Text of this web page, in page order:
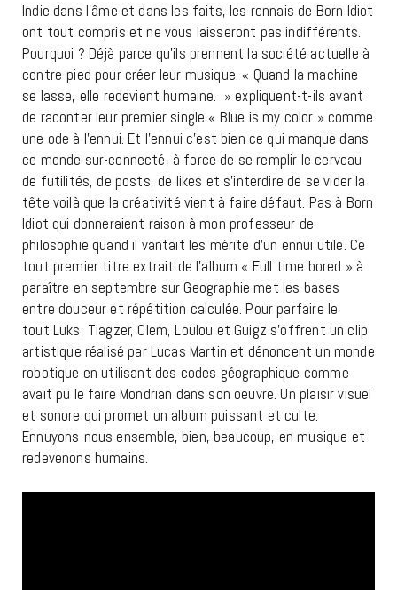
Indie dans l’âme et dans les faits, les rennais de Born Idiot
ont tout compris et ne vous laisseront pas indifférents.
Pourquoi ? Déjà parce qu’ils prennent la société actuelle à
contre-pied pour créer leur musique. « Quand la machine
se lasse, elle redevient humaine. » expliquent-t-ils avant
de raconter leur premier single « Blue is my color » comme
une ode à l’ennui. Et l’ennui c’est bien ce qui manque dans
ce monde sur-connecté, à force de se remplir le cerveau
de futilités, de posts, de likes et s’interdire de se vider la
tête voilà que la créativité vient à faire défaut. Pas à Born
Idiot qui donneraient raison à mon professeur de
philosophie quand il vantait les mérite d’un ennui utile. Ce
tout premier titre extrait de l’album « Full time bored » à
paraître en septembre sur Geographie met les bases
entre douceur et répétition calculée. Pour parfaire le
tout Luks, Tiagzer, Clem, Loulou et Guigz s’offrent un clip
artistique réalisé par Lucas Martin et dénoncent un monde
robotique en utilisant des codes géographique comme
avait pu le faire Mondrian dans son oeuvre. Un plaisir visuel
et sonore qui promet un album puissant et culte.
Ennuyons-nous ensemble, bien, beaucoup, en musique et
redevenons humains.